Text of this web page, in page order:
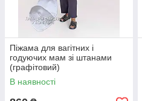
Піжама для вагітних і
годуючих мам зі штанами
(графітовий)
В наявності